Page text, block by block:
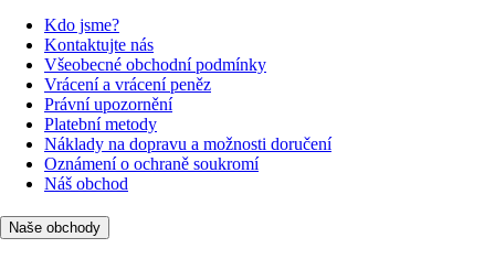
Kdo jsme?
Kontaktujte nás
Všeobecné obchodní podmínky
Vrácení a vrácení peněz
Právní upozornění
Platební metody
Náklady na dopravu a možnosti doručení
Oznámení o ochraně soukromí
Náš obchod
Naše obchody